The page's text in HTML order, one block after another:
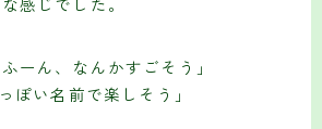
ーん、なんかすごそう」
ぽい名前で楽しそう」